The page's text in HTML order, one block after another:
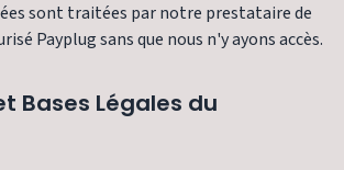
sont traitées par notre prestataire de
Payplug sans que nous n'y ayons accès.
Bases Légales du